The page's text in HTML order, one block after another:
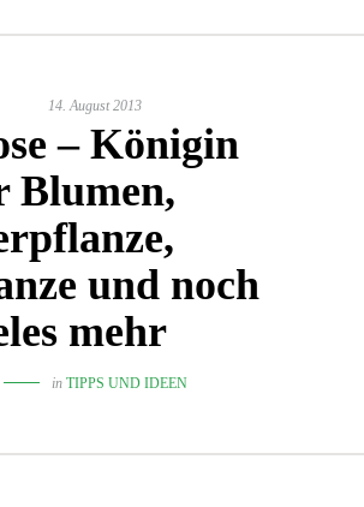
14. August 2013
– Königin
Blumen,
und noch
mehr
in TIPPS UND IDEEN